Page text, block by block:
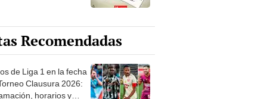
Recomendadas
de Liga 1 en la fecha
Clausura 2026:
horarios y